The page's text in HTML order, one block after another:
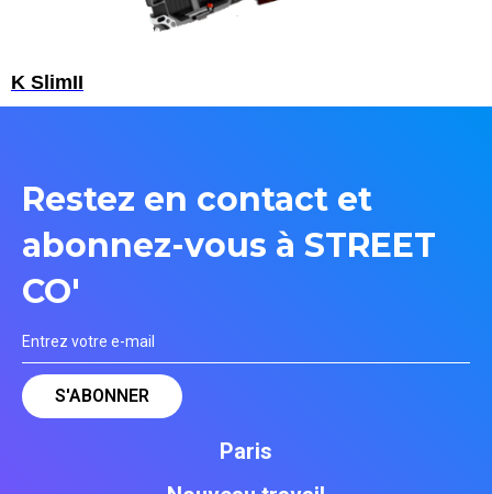
K SlimII
Restez en contact et
abonnez-vous à STREET
CO'
Paris